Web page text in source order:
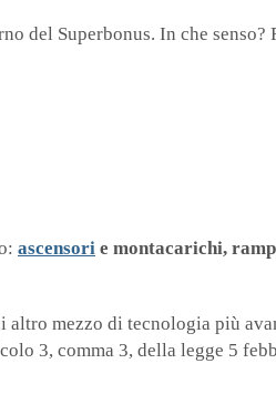
del Superbonus. In che
ascensori e montacarichi,
mezzo di tecnologia più
3, comma 3, della legge 5